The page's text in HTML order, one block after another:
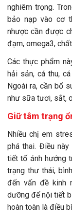
nghiêm trọng.
bảo nạp vào cơ
nhược cần được
đạm, omega3,
Các thực phẩm
hải sản, cá thu,
Ngoài ra, cần bổ
như sữa tươi, sắt,
Giữ tâm trạng
Nhiều chị em
phá thai. Điều
tiết tố ảnh hưởng
trạng thư thái,
đến vấn đề kinh
dưỡng để nội tiết
hoàn toàn là điều